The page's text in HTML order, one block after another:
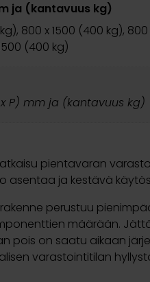
ja (kantavuus kg)
800 x 1500 (400 kg), 800
(400 kg)
P) mm ja (kantavuus kg)
pientavaran
asentaa ja kestävä
perustuu
määrään.
pois on saatu aikaan
varastointitilan